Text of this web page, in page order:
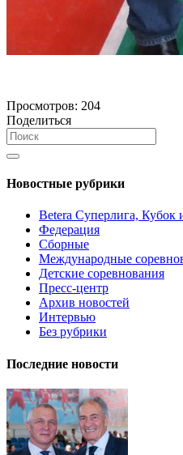
Просмотров: 204
Поделиться
Новостные рубрики
Betera Суперлига, Кубок
Федерация
Сборные
Международные
Детские соревнования
Пресс-центр
Архив новостей
Интервью
Без рубрики
Последние новости